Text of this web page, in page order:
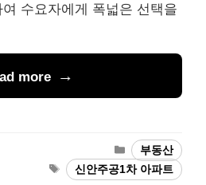
수요자에게 폭넓은 선택을
more
Categories
부동산
Tags
신안주공1차 아파트